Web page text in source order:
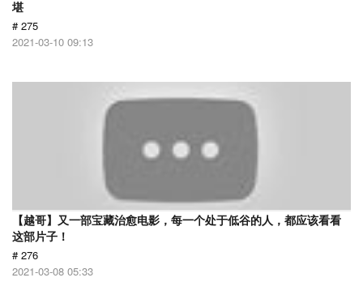
堪
# 275
2021-03-10 09:13
【越哥】又一部宝藏治愈电影，每一个处于低谷的人，都应该看看
这部片子！
# 276
2021-03-08 05:33